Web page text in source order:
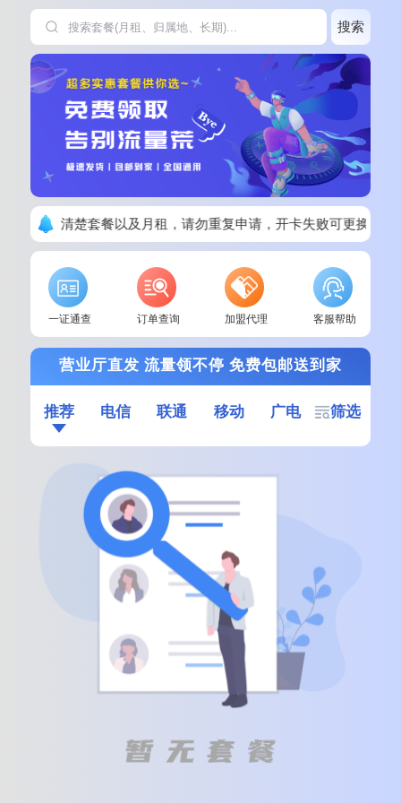
搜索
下单请看清楚套餐以及月租，请勿重复申请，开卡失败可更换其他
一证通查 订单查询 加盟代理 客服帮助
营业厅直发 流量领不停 免费包邮送到家
推荐 电信 联通 移动 广电 筛选